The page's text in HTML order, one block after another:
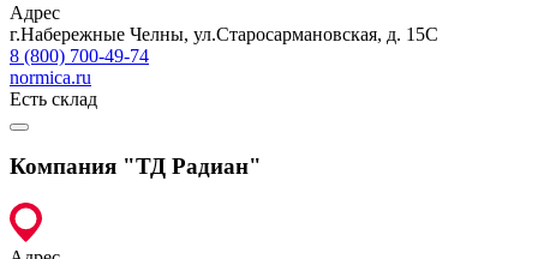
Адрес
г.Набережные Челны, ул.Старосармановская, д. 15С
8 (800) 700-49-74
normica.ru
Есть склад
Компания "ТД Радиан"